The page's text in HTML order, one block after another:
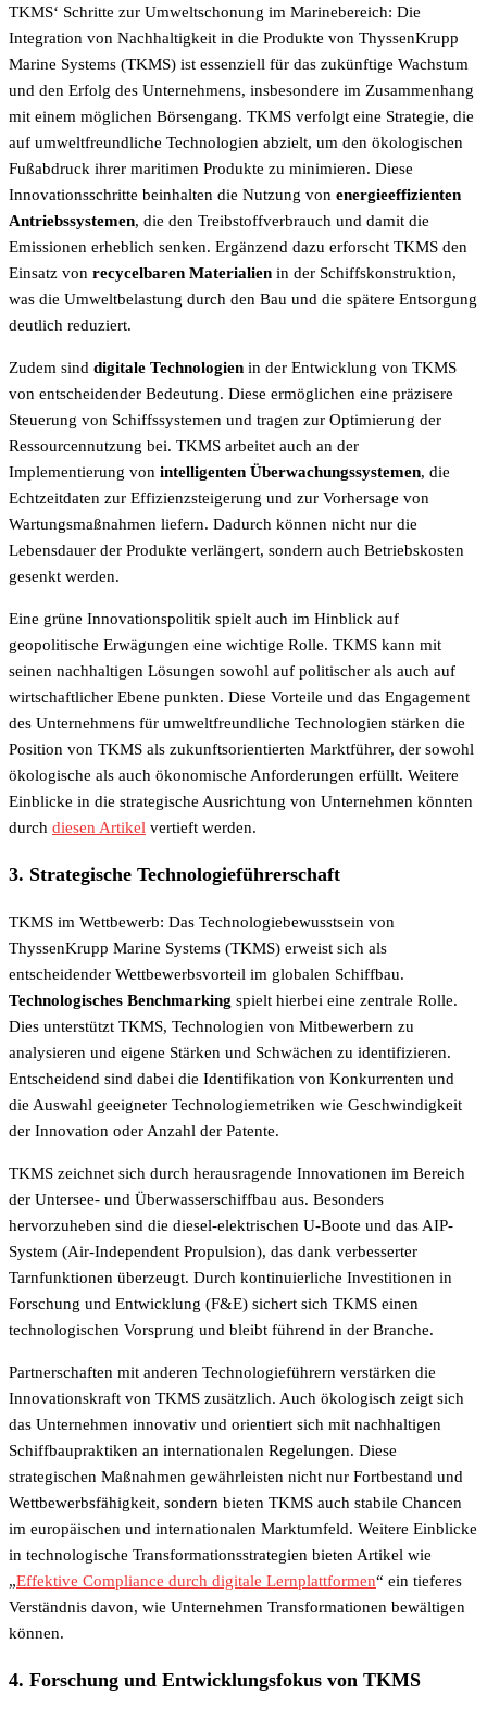
TKMS‘ Schritte zur Umweltschonung im Marinebereich: Die
Integration von Nachhaltigkeit in die Produkte von ThyssenKrupp
Marine Systems (TKMS) ist essenziell für das zukünftige Wachstum
und den Erfolg des Unternehmens, insbesondere im Zusammenhang
mit einem möglichen Börsengang. TKMS verfolgt eine Strategie, die
auf umweltfreundliche Technologien abzielt, um den ökologischen
Fußabdruck ihrer maritimen Produkte zu minimieren. Diese
Innovationsschritte beinhalten die Nutzung von energieeffizienten
Antriebssystemen, die den Treibstoffverbrauch und damit die
Emissionen erheblich senken. Ergänzend dazu erforscht TKMS den
Einsatz von recycelbaren Materialien in der Schiffskonstruktion,
was die Umweltbelastung durch den Bau und die spätere Entsorgung
deutlich reduziert.
Zudem sind digitale Technologien in der Entwicklung von TKMS
von entscheidender Bedeutung. Diese ermöglichen eine präzisere
Steuerung von Schiffssystemen und tragen zur Optimierung der
Ressourcennutzung bei. TKMS arbeitet auch an der
Implementierung von intelligenten Überwachungssystemen, die
Echtzeitdaten zur Effizienzsteigerung und zur Vorhersage von
Wartungsmaßnahmen liefern. Dadurch können nicht nur die
Lebensdauer der Produkte verlängert, sondern auch Betriebskosten
gesenkt werden.
Eine grüne Innovationspolitik spielt auch im Hinblick auf
geopolitische Erwägungen eine wichtige Rolle. TKMS kann mit
seinen nachhaltigen Lösungen sowohl auf politischer als auch auf
wirtschaftlicher Ebene punkten. Diese Vorteile und das Engagement
des Unternehmens für umweltfreundliche Technologien stärken die
Position von TKMS als zukunftsorientierten Marktführer, der sowohl
ökologische als auch ökonomische Anforderungen erfüllt. Weitere
Einblicke in die strategische Ausrichtung von Unternehmen könnten
durch diesen Artikel vertieft werden.
3. Strategische Technologieführerschaft
TKMS im Wettbewerb: Das Technologiebewusstsein von
ThyssenKrupp Marine Systems (TKMS) erweist sich als
entscheidender Wettbewerbsvorteil im globalen Schiffbau.
Technologisches Benchmarking spielt hierbei eine zentrale Rolle.
Dies unterstützt TKMS, Technologien von Mitbewerbern zu
analysieren und eigene Stärken und Schwächen zu identifizieren.
Entscheidend sind dabei die Identifikation von Konkurrenten und
die Auswahl geeigneter Technologiemetriken wie Geschwindigkeit
der Innovation oder Anzahl der Patente.
TKMS zeichnet sich durch herausragende Innovationen im Bereich
der Untersee- und Überwasserschiffbau aus. Besonders
hervorzuheben sind die diesel-elektrischen U-Boote und das AIP-
System (Air-Independent Propulsion), das dank verbesserter
Tarnfunktionen überzeugt. Durch kontinuierliche Investitionen in
Forschung und Entwicklung (F&E) sichert sich TKMS einen
technologischen Vorsprung und bleibt führend in der Branche.
Partnerschaften mit anderen Technologieführern verstärken die
Innovationskraft von TKMS zusätzlich. Auch ökologisch zeigt sich
das Unternehmen innovativ und orientiert sich mit nachhaltigen
Schiffbaupraktiken an internationalen Regelungen. Diese
strategischen Maßnahmen gewährleisten nicht nur Fortbestand und
Wettbewerbsfähigkeit, sondern bieten TKMS auch stabile Chancen
im europäischen und internationalen Marktumfeld. Weitere Einblicke
in technologische Transformationsstrategien bieten Artikel wie
„Effektive Compliance durch digitale Lernplattformen“ ein tieferes
Verständnis davon, wie Unternehmen Transformationen bewältigen
können.
4. Forschung und Entwicklungsfokus von TKMS